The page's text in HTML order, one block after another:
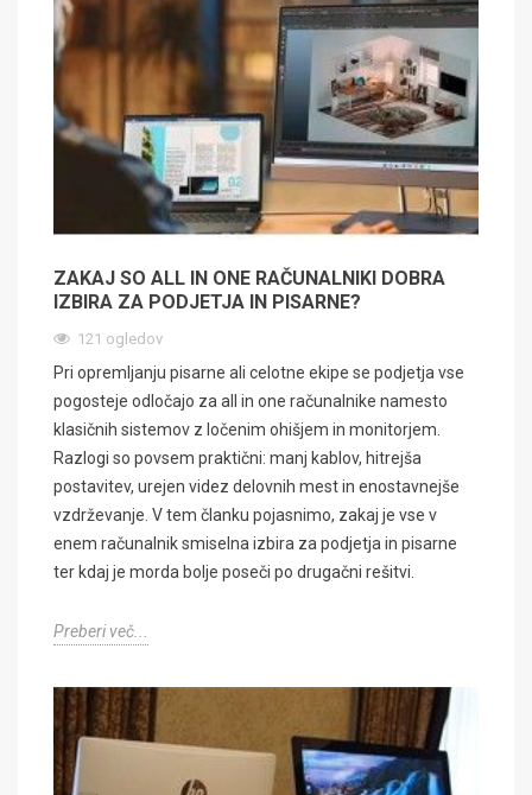
ZAKAJ SO ALL IN ONE RAČUNALNIKI DOBRA
IZBIRA ZA PODJETJA IN PISARNE?
121 ogledov
Pri opremljanju pisarne ali celotne ekipe se podjetja vse
pogosteje odločajo za all in one računalnike namesto
klasičnih sistemov z ločenim ohišjem in monitorjem.
Razlogi so povsem praktični: manj kablov, hitrejša
postavitev, urejen videz delovnih mest in enostavnejše
vzdrževanje. V tem članku pojasnimo, zakaj je vse v
enem računalnik smiselna izbira za podjetja in pisarne
ter kdaj je morda bolje poseči po drugačni rešitvi.
Preberi več...